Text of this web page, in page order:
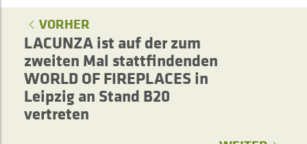
VORHER
LACUNZA ist auf der zum
zweiten Mal stattfindenden
WORLD OF FIREPLACES in
Leipzig an Stand B20
vertreten